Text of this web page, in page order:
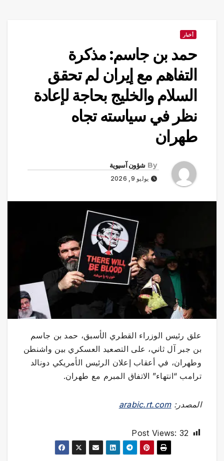
أخبار
حمد بن جاسم: مذكرة
التفاهم مع إيران لم تحقق
السلام والخليج بحاجة لإعادة
نظر في سياسته تجاه
طهران
By شؤون آسيوية
يوليو 9, 2026
علق رئيس الوزراء القطري الأسبق، حمد بن جاسم
بن جبر آل ثاني، على التصعيد العسكري بين واشنطن
وطهران، في أعقاب إعلان الرئيس الأمريكي دونالد
ترامب “انتهاء” الاتفاق المبرم مع طهران.
المصدر:arabic.rt.com
Post Views: 32